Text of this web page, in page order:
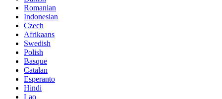
Romanian
Indonesian
Czech
Afrikaans
Swedish
Polish
Basque
Catalan
Esperanto
Hindi
Lao